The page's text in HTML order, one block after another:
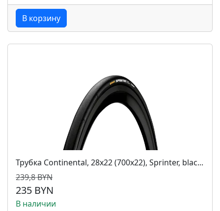
В корзину
Трубка Continental, 28x22 (700х22), Sprinter, blac...
239,8 BYN
235 BYN
В наличии